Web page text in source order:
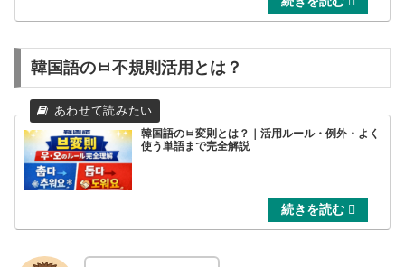
韓国語のㅂ不規則活用とは？
韓国語のㅂ変則とは？｜活用ルール・例外・よく
使う単語まで完全解説